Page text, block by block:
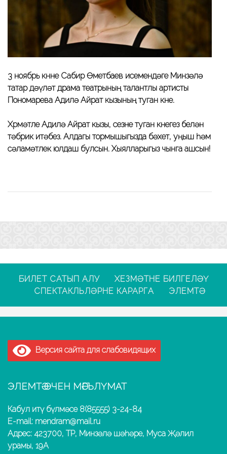
3 ноябрь көнне Сабир Өметбаев исемендәге Минзәлә
татар дәүләт драма театрының талантлы артисты
Пономарева Адилә Айрат кызының туган көне.
Хөрмәтле Адилә Айрат кызы, сезне туган көнегез белән
тәбрик итәбез. Алдагы тормышыгызда бәхет, уңыш һәм
сәламәтлек юлдаш булсын. Хыялларыгыз чынга ашсын!
БИЛЕТ САТЫП АЛУ
ХЕЗМӘТНЕ БИЛГЕЛӘҮ
СПЕКТАКЛЬЛӘРНЕ КАРАРГА
ЭЛЕМТӘ
Версия сайта для слабовидящих
ЭЛЕМТӘ ӨЧЕН МӘГЪЛҮМАТ
Кабул итү бүлмәсе 8(85555) 3-24-84
E-mail: mendram@mail.ru
Адрес: 423700, ТР, Минзәлә шәһәре, Муса Җәлил
урамы, 19А